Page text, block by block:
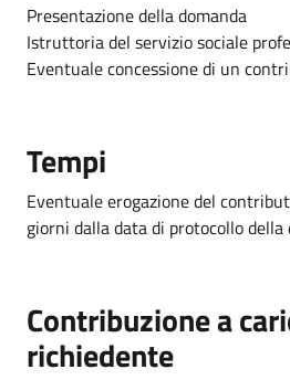
Presentazione della domanda
Istruttoria del servizio sociale
Eventuale concessione di un
Tempi
Eventuale erogazione del
giorni dalla data di protocollo
Contribuzione a
richiedente